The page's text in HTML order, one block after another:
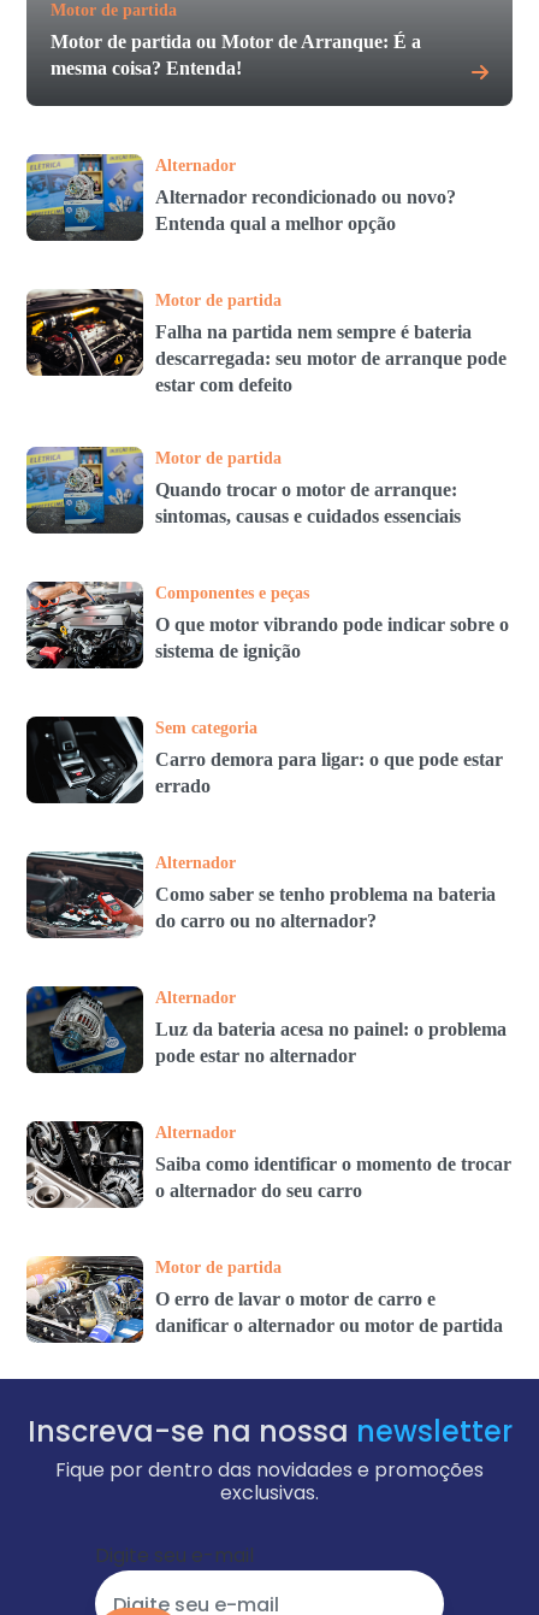
Motor de partida
Motor de partida ou Motor de Arranque: É a
mesma coisa? Entenda!
Alternador
Alternador recondicionado ou novo?
Entenda qual a melhor opção
Motor de partida
Falha na partida nem sempre é bateria
descarregada: seu motor de arranque pode
estar com defeito
Motor de partida
Quando trocar o motor de arranque:
sintomas, causas e cuidados essenciais
Componentes e peças
O que motor vibrando pode indicar sobre o
sistema de ignição
Sem categoria
Carro demora para ligar: o que pode estar
errado
Alternador
Como saber se tenho problema na bateria
do carro ou no alternador?
Alternador
Luz da bateria acesa no painel: o problema
pode estar no alternador
Alternador
Saiba como identificar o momento de trocar
o alternador do seu carro
Motor de partida
O erro de lavar o motor de carro e
danificar o alternador ou motor de partida
Inscreva-se na nossa newsletter
Fique por dentro das novidades e promoções
exclusivas.
Digite seu e-mail